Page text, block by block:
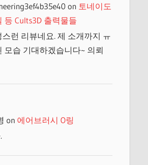
on 토네이도
등 Cults3D 출력물들
런 리뷰네요. 제 소개까지 ㅠ
모습 기대하겠습니다~ 의뢰
on 에어브러시 O링